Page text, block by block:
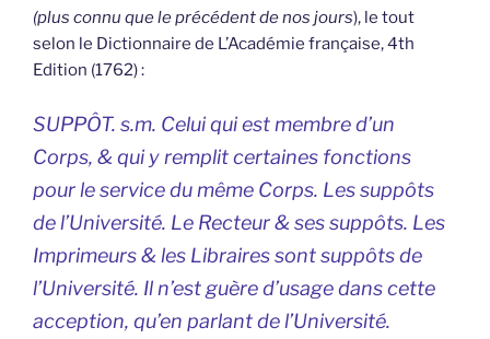
(plus connu que le précédent de nos jours), le tout
selon le Dictionnaire de L’Académie française, 4th
Edition (1762) :
SUPPÔT. s.m. Celui qui est membre d’un
Corps, & qui y remplit certaines fonctions
pour le service du même Corps. Les suppôts
de l’Université. Le Recteur & ses suppôts. Les
Imprimeurs & les Libraires sont suppôts de
l’Université. Il n’est guère d’usage dans cette
acception, qu’en parlant de l’Université.